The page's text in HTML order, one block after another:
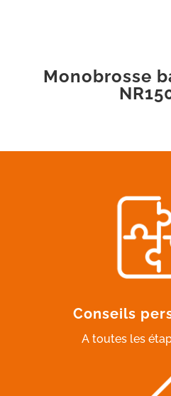
Monobrosse
Conseils
A toutes les